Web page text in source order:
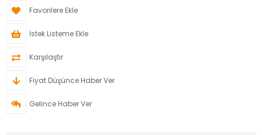
Favorilere Ekle
İstek Listeme Ekle
Karşılaştır
Fiyat Düşünce Haber Ver
Gelince Haber Ver